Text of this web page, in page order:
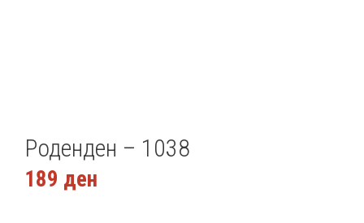
Роденден – 1038
189 ден